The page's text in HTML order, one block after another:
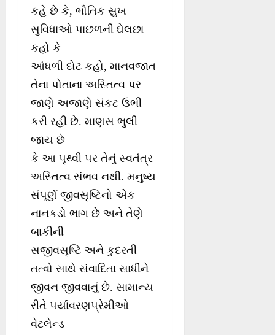
કહે છે કે, ભૌતિક સુખ
સુવિધાઓ પાછળની ઘેલછા
કહો કે
આંધળી દોટ કહો, માનવજાત
તેના પોતાના અસ્તિત્વ પર
જાણે અજાણે સંકટ ઉભી
કરી રહી છે. માણસ ભુલી
જાય છે
કે આ પૃથ્વી પર તેનું સ્વતંત્ર
અસ્તિત્વ સંભવ નથી. મનુષ્ય
સંપૂર્ણ જીવસૃષ્ટિનો એક
નાનકડો ભાગ છે અને તેણે
બાકીની
સજીવસૃષ્ટિ અને કુદરતી
તત્વો સાથે સંવાદિતા સાધીને
જીવન જીવવાનું છે. સામાન્ય
રીતે પર્યાવરણપ્રેમીઓ
વેટલેન્ડ